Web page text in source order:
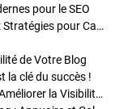
pour le SEO
Enrichir Vos Articles avec des Contenus Riches : Stratégies pour Captiver et Optimiser
de Votre Blog
la clé du succès !
Optimisation SEO des Articles : Stratégies pour Améliorer la Visibilité de Votre Blog